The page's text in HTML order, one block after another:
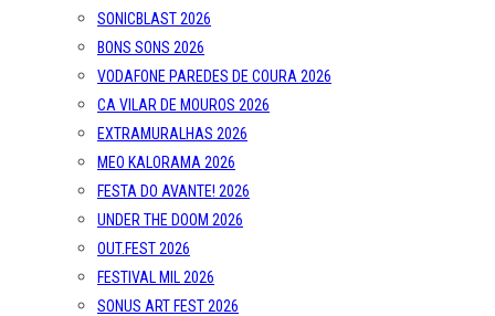
SONICBLAST 2026
BONS SONS 2026
VODAFONE PAREDES DE COURA 2026
CA VILAR DE MOUROS 2026
EXTRAMURALHAS 2026
MEO KALORAMA 2026
FESTA DO AVANTE! 2026
UNDER THE DOOM 2026
OUT.FEST 2026
FESTIVAL MIL 2026
SONUS ART FEST 2026